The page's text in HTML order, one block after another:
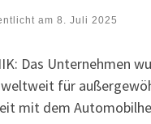
am 8. Juli 2025
Das Unternehmen
für
mit dem